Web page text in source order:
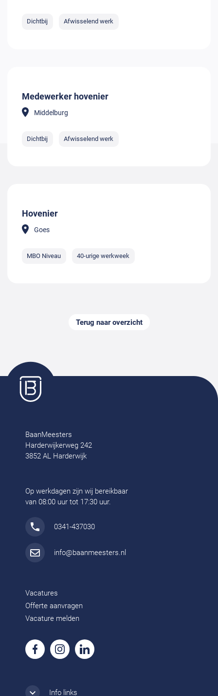
Dichtbij Afwisselend werk
Medewerker hovenier
Middelburg
Dichtbij Afwisselend werk
Hovenier
Goes
MBO Niveau 40-urige werkweek
Terug naar overzicht
BaanMeesters
Harderwijkerweg 242
3852 AL Harderwijk
Op werkdagen zijn wij bereikbaar
van 08:00 uur tot 17:30 uur.
0341-437030
info@baanmeesters.nl
Vacatures
Offerte aanvragen
Vacature melden
Info links